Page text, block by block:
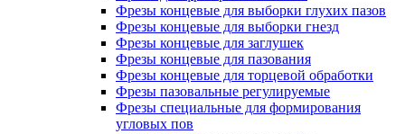
Фрезы концевые для выборки глухих пазов
Фрезы концевые для выборки гнезд
Фрезы концевые для заглушек
Фрезы концевые для пазования
Фрезы концевые для торцевой обработки
Фрезы пазовальные регулируемые
Фрезы специальные для формирования
угловых пов